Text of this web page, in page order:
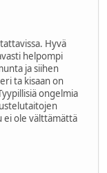
Hyvä
helpompi
ja siihen
ta kisaan on
ongelmia
ei ole välttämättä